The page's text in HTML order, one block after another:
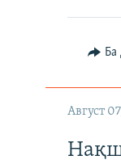
Ба
Август